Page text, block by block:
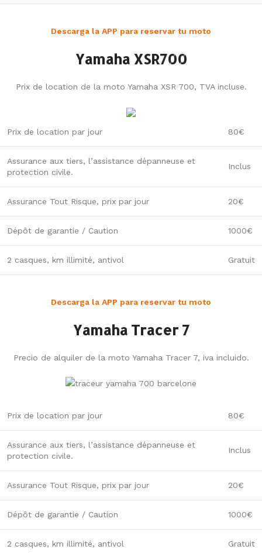
Descarga la APP para reservar tu moto
Yamaha XSR700
Prix de location de la moto Yamaha XSR 700, TVA incluse.
Prix de location par jour 80€
Assurance aux tiers, l’assistance dépanneuse et
protection civile.
Inclus
Assurance Tout Risque, prix par jour 20€
Dépôt de garantie / Caution 1000€
2 casques, km illimité, antivol Gratuit
Descarga la APP para reservar tu moto
Yamaha Tracer 7
Precio de alquiler de la moto Yamaha Tracer 7, iva incluido.
Prix de location par jour 80€
Assurance aux tiers, l’assistance dépanneuse et
protection civile.
Inclus
Assurance Tout Risque, prix par jour 20€
Dépôt de garantie / Caution 1000€
2 casques, km illimité, antivol Gratuit